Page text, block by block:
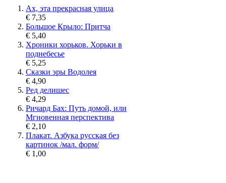
Ах, эта прекрасная улица
€ 7,35
Большое Крыло: Притча
€ 5,40
Хроники хорьков. Хорьки в
поднебесье
€ 5,25
Сказки эры Водолея
€ 4,90
Ред делишес
€ 4,29
Ричард Бах: Путь домой, или
Мгновенная перспектива
€ 2,10
Плакат. Азбука русская без
картинок /мал. форм/
€ 1,00